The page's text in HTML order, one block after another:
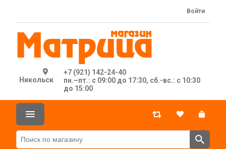
Никольск
+7 (921) 142-24-40
пн.–пт.: с 09:00 до 17:30, сб.-вс.: с 10:30
до 15:00
Войти